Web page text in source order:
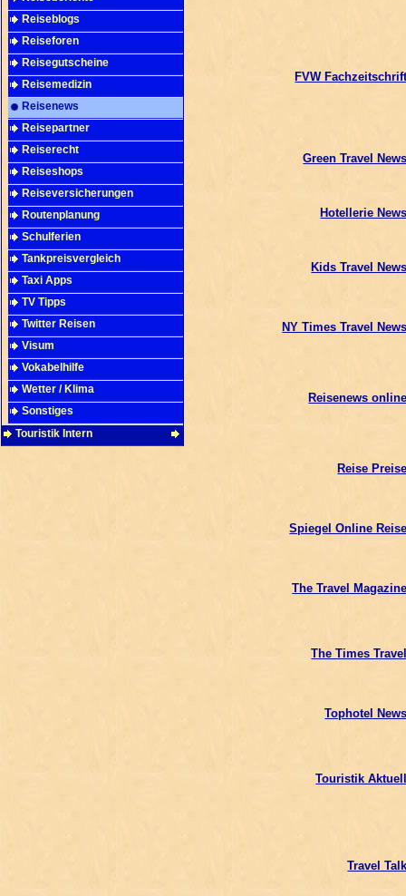
Reiseblogs
Reiseforen
Reisegutscheine
Reisemedizin
Reisenews
Reisepartner
Reiserecht
Reiseshops
Reiseversicherungen
Routenplanung
Schulferien
Tankpreisvergleich
Taxi Apps
TV Tipps
Twitter Reisen
Visum
Vokabelhilfe
Wetter / Klima
Sonstiges
Touristik Intern
FVW
Green Travel
Hotellerie
Kids Travel
NY Times Travel
Reisenews
Reise
Spiegel Online
The Travel
The Times
Tophotel
Touristik
Travel